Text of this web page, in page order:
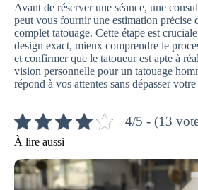
Avant de réserver une séance, une
peut vous fournir une estimation précise
complet tatouage. Cette étape est
design exact, mieux comprendre le
et confirmer que le tatoueur est apte à
vision personnelle pour un tatouage
répond à vos attentes sans dépasser
4/5 - (13
À lire aussi